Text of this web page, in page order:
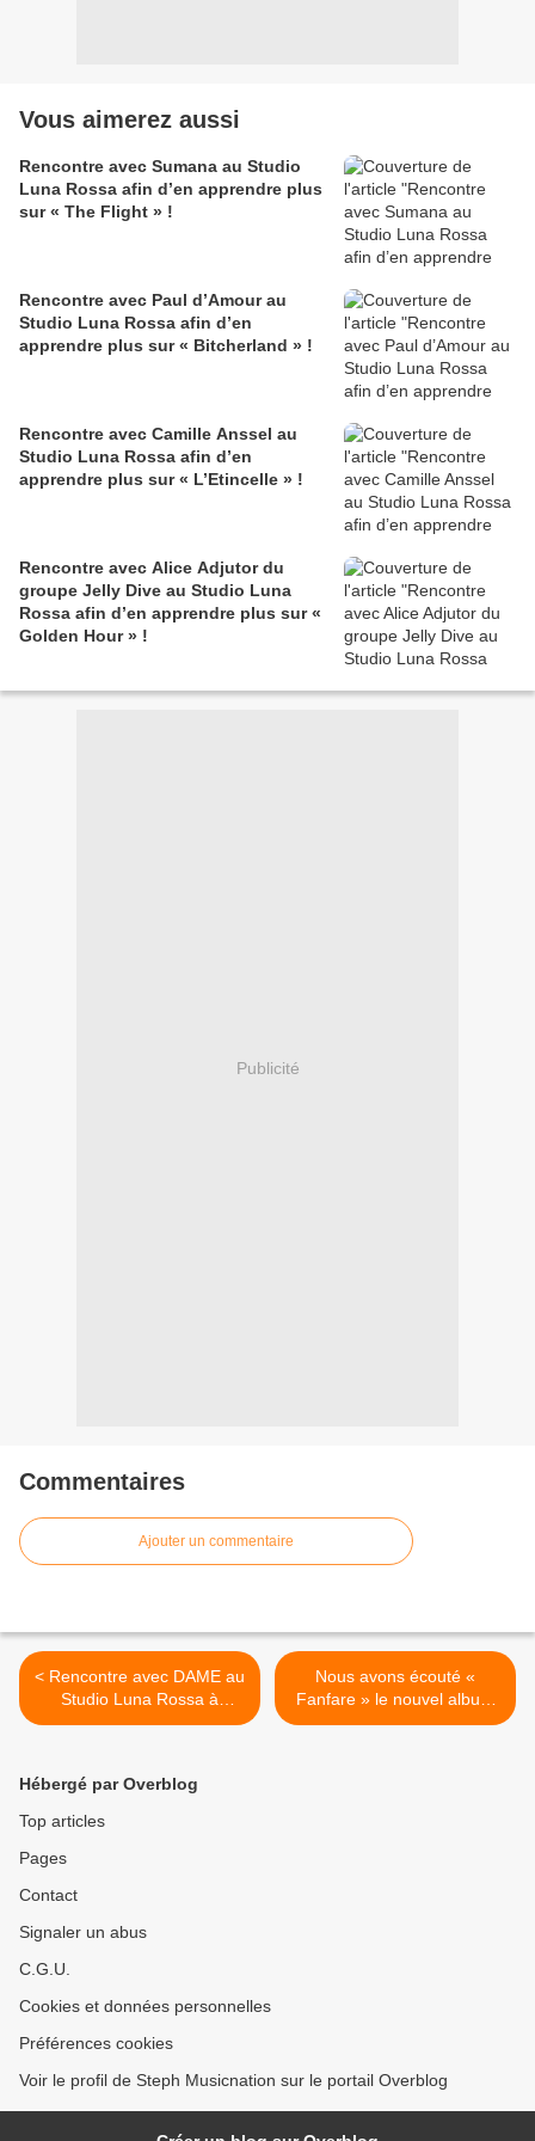
Vous aimerez aussi
Rencontre avec Sumana au Studio
Luna Rossa afin d’en apprendre plus
sur « The Flight » !
Rencontre avec Paul d’Amour au
Studio Luna Rossa afin d’en
apprendre plus sur « Bitcherland » !
Rencontre avec Camille Anssel au
Studio Luna Rossa afin d’en
apprendre plus sur « L’Etincelle » !
Rencontre avec Alice Adjutor du
groupe Jelly Dive au Studio Luna
Rossa afin d’en apprendre plus sur «
Golden Hour » !
Publicité
Commentaires
Ajouter un commentaire
< Rencontre avec DAME au
Studio Luna Rossa à
l’occasion de la parution de
Nous avons écouté «
Fanfare » le nouvel album
de Dorian Electra ! >
Hébergé par Overblog
Top articles
Pages
Contact
Signaler un abus
C.G.U.
Cookies et données personnelles
Préférences cookies
Voir le profil de Steph Musicnation sur le portail Overblog